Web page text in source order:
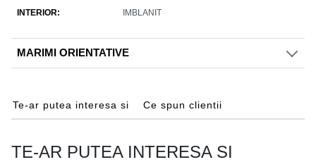
INTERIOR IMBLANIT
MARIMI ORIENTATIVE
Te-ar putea interesa si Ce spun clientii
TE-AR PUTEA INTERESA SI